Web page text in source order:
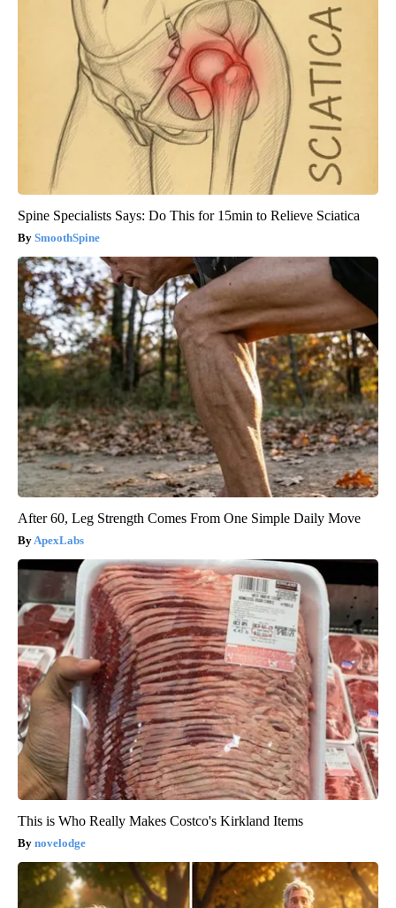
Spine Specialists Says: Do This for 15min to Relieve Sciatica
SmoothSpine
After 60, Leg Strength Comes From One Simple Daily Move
ApexLabs
This is Who Really Makes Costco's Kirkland Items
novelodge